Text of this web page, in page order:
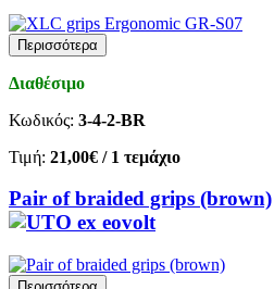
Περισσότερα
Διαθέσιμο
Κωδικός: 3-4-2-BR
Τιμή: 21,00€ / 1 τεμάχιο
Pair of braided grips (brown)